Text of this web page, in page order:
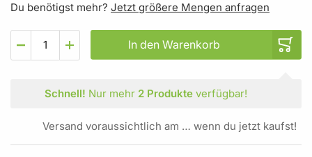
Du benötigst mehr? Jetzt größere Mengen anfragen
In den Warenkorb
Schnell! Nur mehr 2 Produkteverfügbar!
Versand voraussichtlich am … wenn du jetzt kaufst!